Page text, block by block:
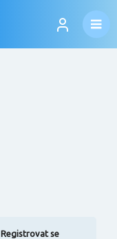
Registrovat se